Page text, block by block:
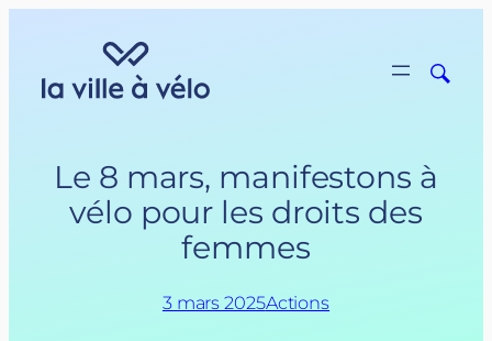
Le 8 mars, manifestons à
vélo pour les droits des
femmes
3 mars 2025Actions